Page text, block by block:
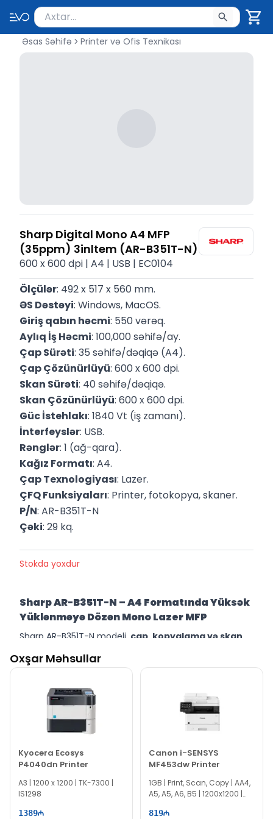
Məhsul axtar
Axtarış üçün ən azı 2 simvol yazın. Göndərmək
Əsas Səhifə Printer və Ofis Texnikası
Sharp Digital Mono A4 MFP
(35ppm) 3inltem (AR-B351T-N)
600 x 600 dpi | A4 | USB | EC0104
Ölçülər: 492 x 517 x 560 mm.
ƏS Dəstəyi: Windows, MacOS.
Giriş qabın həcmi: 550 vərəq.
Aylıq İş Həcmi: 100,000 səhifə/ay.
Çap Sürəti: 35 səhifə/dəqiqə (A4).
Çap Çözünürlüyü: 600 x 600 dpi.
Skan Sürəti: 40 səhifə/dəqiqə.
Skan Çözünürlüyü: 600 x 600 dpi.
Güc İstehlakı: 1840 Vt (iş zamanı).
İnterfeyslər: USB.
Rənglər: 1 (ağ-qara).
Kağız Formatı: A4.
Çap Texnologiyası: Lazer.
ÇFQ Funksiyaları: Printer, fotokopya, skaner.
P/N: AR-B351T-N
Çəki: 29 kq.
Stokda yoxdur
Sharp AR-B351T-N – A4 Formatında Yüksək
Yüklənməyə Dözən Mono Lazer MFP
Sharp AR-B351T-N modeli, çap, kopyalama və skan
lazer çoxfunksiyalı printerdir.
gündəlik iş axınını optimallaşdırmaq
məhsuldarlıq təmin etmək üçün ideal seçimdir.
Əsas Performans Göstəriciləri:
üçün optimal göstərici
sənədlər
rəqəmsallaşdırma
Oxşar Məhsullar
Kyocera Ecosys
P4040dn Printer
A3 | 1200 x 1200 | TK-7300 |
IS1298
1389
Canon i-SENSYS
MF453dw Printer
1GB | Print, Scan, Copy | AA4,
A5, A5, A6, B5 | 1200x1200 |
819